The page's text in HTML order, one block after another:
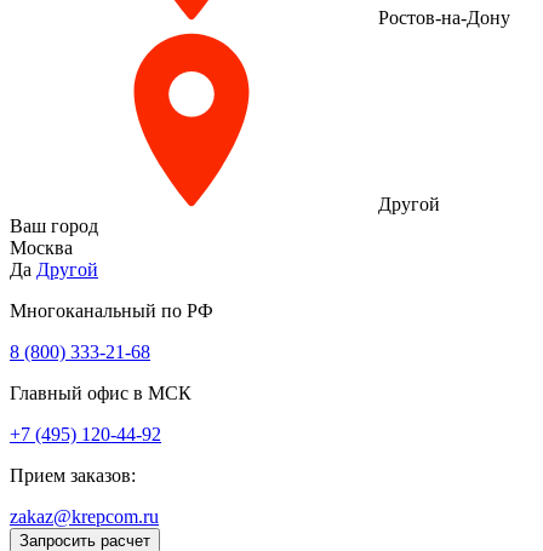
Ростов-на-Дону
Другой
Ваш город
Москва
Да Другой
Многоканальный по РФ
8 (800) 333‑21-68
Главный офис в МСК
+7 (495) 120-44-92
Прием заказов:
zakaz@krepcom.ru
Запросить расчет